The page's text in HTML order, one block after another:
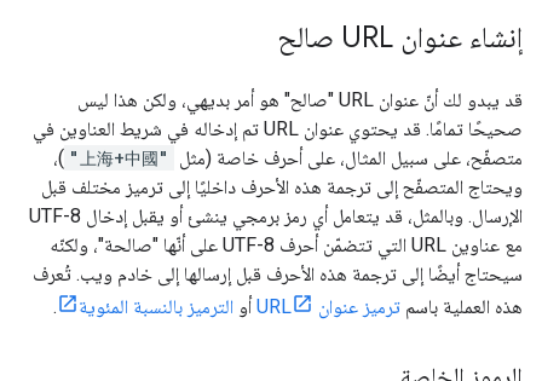
إنشاء عنوان URL صالح
قد يبدو لك أنّ عنوان URL "صالح" هو أمر بديهي، ولكن هذا ليس
صحيحًا تمامًا. قد يحتوي عنوان URL تم إدخاله في شريط العناوين في
متصفّح، على سبيل المثال، على أحرف خاصة (مثل
"上海+中國" )،
ويحتاج المتصفّح إلى ترجمة هذه الأحرف داخليًا إلى ترميز مختلف قبل
الإرسال. وبالمثل، قد يتعامل أي رمز برمجي ينشئ أو يقبل إدخال UTF-8
مع عناوين URL التي تتضمّن أحرف UTF-8 على أنّها "صالحة"، ولكنّه
سيحتاج أيضًا إلى ترجمة هذه الأحرف قبل إرسالها إلى خادم ويب. تُعرف
هذه العملية باسم ترميز عنوان URL أو الترميز بالنسبة المئوية .